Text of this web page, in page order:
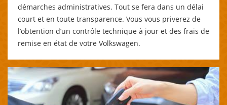
démarches administratives. Tout se fera dans un délai
court et en toute transparence. Vous vous priverez de
l’obtention d’un contrôle technique à jour et des frais de
remise en état de votre Volkswagen.